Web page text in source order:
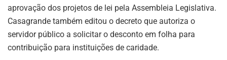
aprovação dos projetos de lei pela Assembleia Legislativa.
Casagrande também editou o decreto que autoriza o
servidor público a solicitar o desconto em folha para
contribuição para instituições de caridade.